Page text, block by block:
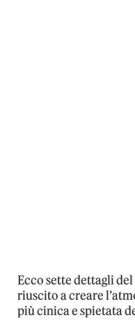
Ecco sette dettagli
riuscito a creare
più cinica e spietata